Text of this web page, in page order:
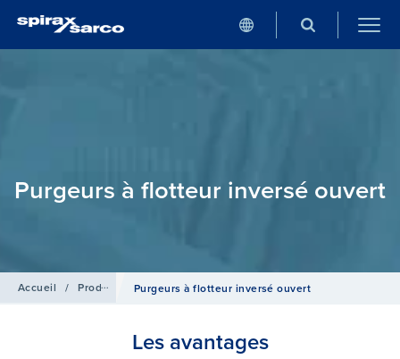
Purgeurs à flotteur inversé ouvert
Accueil / Produits / Purgeurs
Purgeurs à flotteur inversé ouvert
Les avantages